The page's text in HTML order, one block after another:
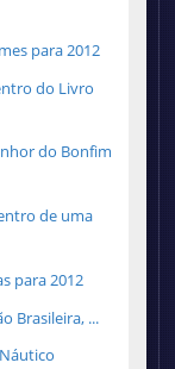
para 2012
do Livro
do Bonfim
de uma
para 2012
Brasileira, ...